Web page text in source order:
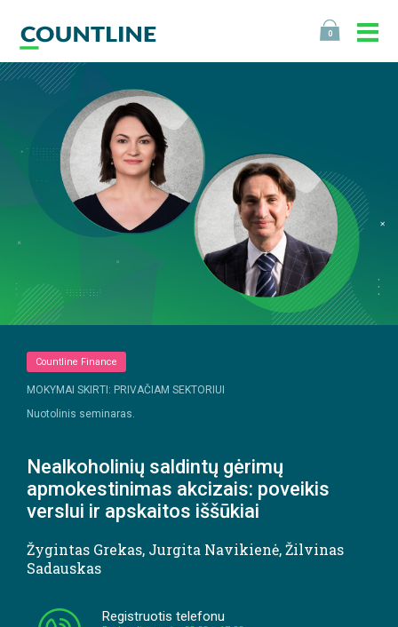
0
Countline Finance
MOKYMAI SKIRTI: PRIVAČIAM SEKTORIUI
Nuotolinis seminaras.
Nealkoholinių saldintų gėrimų
apmokestinimas akcizais: poveikis
verslui ir apskaitos iššūkiai
Žygintas Grekas, Jurgita Navikienė,Žilvinas
Sadauskas
Registruotis telefonu